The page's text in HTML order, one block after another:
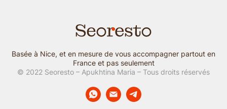
Basée à Nice, et en mesure de vous accompagner partout en
France et pas seulement
© 2022 Seoresto – Apukhtina Maria – Tous droits réservés